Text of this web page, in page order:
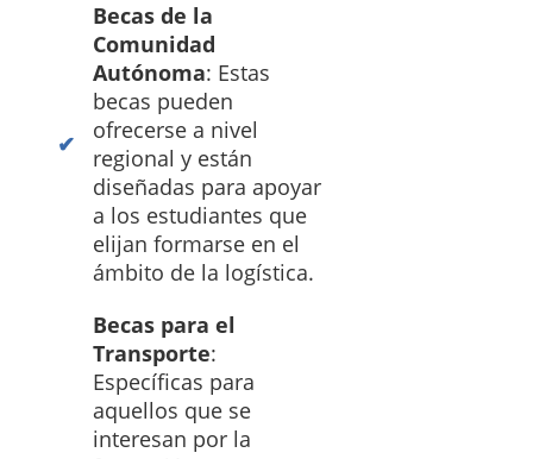
Becas de la
Comunidad
Autónoma: Estas
becas pueden
ofrecerse a nivel
regional y están
diseñadas para apoyar
a los estudiantes que
elijan formarse en el
ámbito de la logística.
Becas para el
Transporte:
Específicas para
aquellos que se
interesan por la